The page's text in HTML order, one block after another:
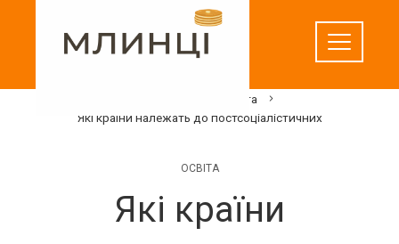
Освіта
Які країни належать до постсоціалістичних
ОСВІТА
Які країни